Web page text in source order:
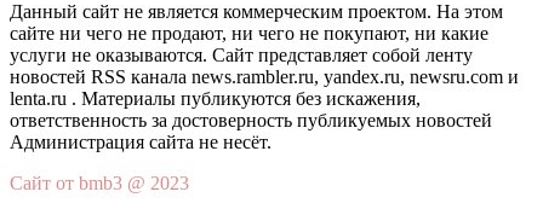
Данный сайт не является коммерческим проектом. На этом
сайте ни чего не продают, ни чего не покупают, ни какие
услуги не оказываются. Сайт представляет собой ленту
новостей RSS канала news.rambler.ru, yandex.ru, newsru.com и
lenta.ru . Материалы публикуются без искажения,
ответственность за достоверность публикуемых новостей
Администрация сайта не несёт.
Сайт от bmb3 @ 2023